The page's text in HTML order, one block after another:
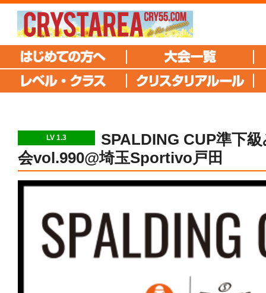
LV 1.3
SPALDING CUP準下
会vol.990@埼玉Sportivo戸田